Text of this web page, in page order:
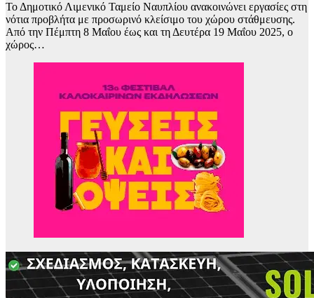
Το Δημοτικό Λιμενικό Ταμείο Ναυπλίου ανακοινώνει εργασίες στη
νότια προβλήτα με προσωρινό κλείσιμο του χώρου στάθμευσης.
Από την Πέμπτη 8 Μαΐου έως και τη Δευτέρα 19 Μαΐου 2025, ο
χώρος…